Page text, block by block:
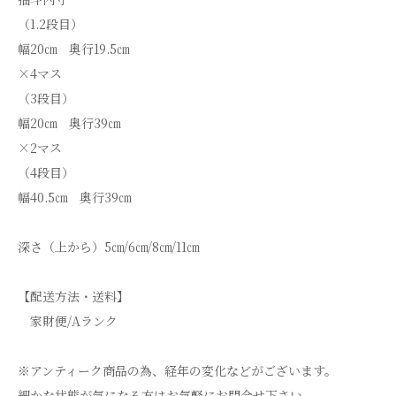
（1.2段目）
幅20㎝ 奥行19.5㎝
×4マス
（3段目）
幅20㎝ 奥行39㎝
×2マス
（4段目）
幅40.5㎝ 奥行39㎝
深さ（上から）5㎝/6㎝/8㎝/11㎝
【配送方法・送料】
家財便/Aランク
※アンティーク商品の為、経年の変化などがございます。